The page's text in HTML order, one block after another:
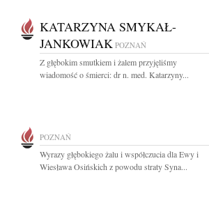
KATARZYNA SMYKAŁ-
JANKOWIAK POZNAŃ
Z głębokim smutkiem i żalem przyjęliśmy
wiadomość o śmierci: dr n. med. Katarzyny...
POZNAŃ
Wyrazy głębokiego żalu i współczucia dla Ewy i
Wiesława Osińskich z powodu straty Syna...